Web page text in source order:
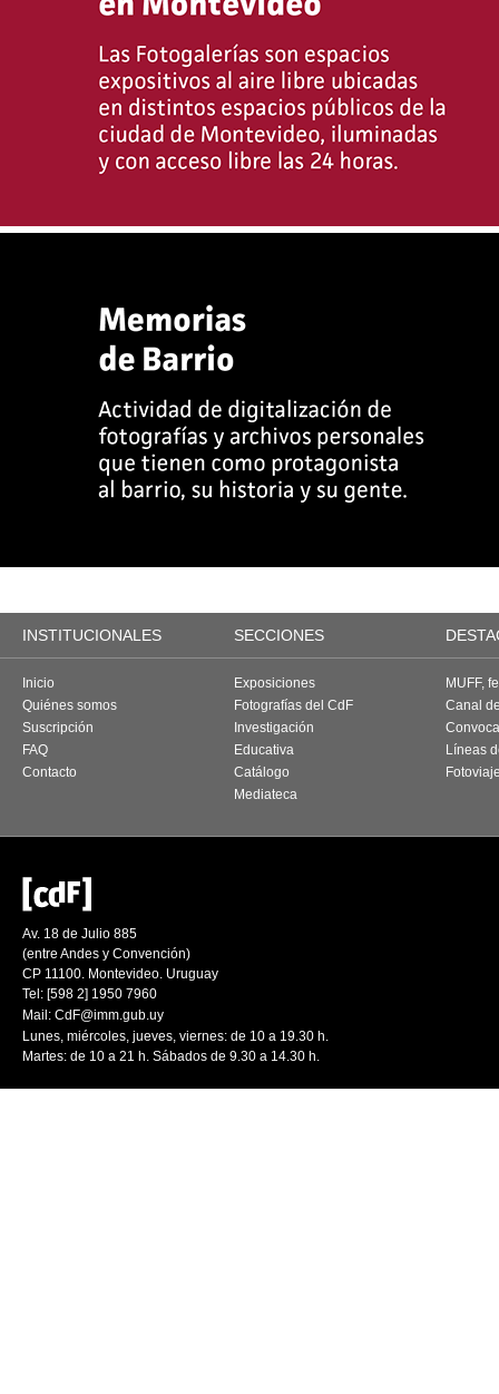
INSTITUCIONALES SECCIONES
Inicio
Quiénes somos
Suscripción
FAQ
Contacto
Exposiciones
Fotografías del CdF
Investigación
Educativa
Catálogo
Mediateca
MUFF,
Canal
Líneas
Av. 18 de Julio 885
(entre Andes y Convención)
CP 11100. Montevideo. Uruguay
Tel: [598 2] 1950 7960
Mail: CdF@imm.gub.uy
Lunes, miércoles, jueves, viernes: de 10 a 19.30 h.
Martes: de 10 a 21 h. Sábados de 9.30 a 14.30 h.